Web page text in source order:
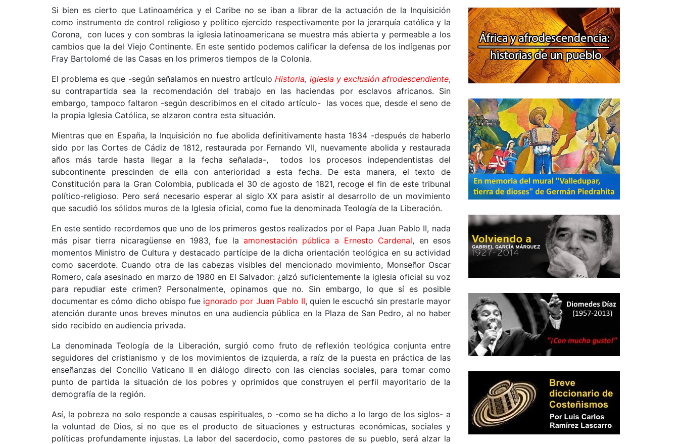
Si bien es cierto que Latinoamérica y el Caribe no se iban a librar de la actuación de la Inquisición
como instrumento de control religioso y político ejercido respectivamente por la jerarquía católica y la
Corona, con luces y con sombras la iglesia latinoamericana se muestra más abierta y permeable a los
cambios que la del Viejo Continente. En este sentido podemos calificar la defensa de los indígenas por
Fray Bartolomé de las Casas en los primeros tiempos de la Colonia.
El problema es que -según señalamos en nuestro artículo Historia, iglesia y exclusión afrodescendiente,
su contrapartida sea la recomendación del trabajo en las haciendas por esclavos africanos. Sin
embargo, tampoco faltaron -según describimos en el citado artículo- las voces que, desde el seno de
la propia Iglesia Católica, se alzaron contra esta situación.
Mientras que en España, la Inquisición no fue abolida definitivamente hasta 1834 -después de haberlo
sido por las Cortes de Cádiz de 1812, restaurada por Fernando VII, nuevamente abolida y restaurada
años más tarde hasta llegar a la fecha señalada-, todos los procesos independentistas del
subcontinente prescinden de ella con anterioridad a esta fecha. De esta manera, el texto de
Constitución para la Gran Colombia, publicada el 30 de agosto de 1821, recoge el fin de este tribunal
político-religioso. Pero será necesario esperar al siglo XX para asistir al desarrollo de un movimiento
que sacudió los sólidos muros de la Iglesia oficial, como fue la denominada Teología de la Liberación.
En este sentido recordemos que uno de los primeros gestos realizados por el Papa Juan Pablo II, nada
más pisar tierra nicaragüense en 1983, fue la amonestación pública a Ernesto Cardenal, en esos
momentos Ministro de Cultura y destacado partícipe de la dicha orientación teológica en su actividad
como sacerdote. Cuando otra de las cabezas visibles del mencionado movimiento, Monseñor Oscar
Romero, caía asesinado en marzo de 1980 en El Salvador: ¿alzó suficientemente la iglesia oficial su voz
para repudiar este crimen? Personalmente, opinamos que no. Sin embargo, lo que sí es posible
documentar es cómo dicho obispo fue ignorado por Juan Pablo II, quien le escuchó sin prestarle mayor
atención durante unos breves minutos en una audiencia pública en la Plaza de San Pedro, al no haber
sido recibido en audiencia privada.
La denominada Teología de la Liberación, surgió como fruto de reflexión teológica conjunta entre
seguidores del cristianismo y de los movimientos de izquierda, a raíz de la puesta en práctica de las
enseñanzas del Concilio Vaticano II en diálogo directo con las ciencias sociales, para tomar como
punto de partida la situación de los pobres y oprimidos que construyen el perfil mayoritario de la
demografía de la región.
Así, la pobreza no solo responde a causas espirituales, o -como se ha dicho a lo largo de los siglos- a
la voluntad de Dios, si no que es el producto de situaciones y estructuras económicas, sociales y
políticas profundamente injustas. La labor del sacerdocio, como pastores de su pueblo, será alzar la